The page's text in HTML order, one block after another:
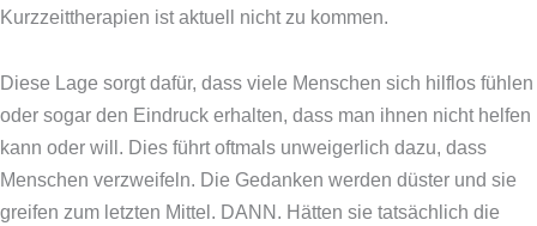
Kurzzeittherapien ist aktuell nicht zu kommen.
Diese Lage sorgt dafür, dass viele Menschen sich hilflos fühlen
oder sogar den Eindruck erhalten, dass man ihnen nicht helfen
kann oder will. Dies führt oftmals unweigerlich dazu, dass
Menschen verzweifeln. Die Gedanken werden düster und sie
greifen zum letzten Mittel. DANN. Hätten sie tatsächlich die